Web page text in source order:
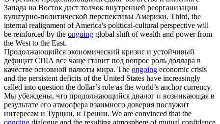
Запада на Восток даст толчок внутренней реорганизации
культурно-политической перспективы Америки. Third, the
internal realignment of America's political-cultural perspective will
be reinforced by the ongoing global shift of wealth and power from
the West to the East.
Продолжающийся экономический кризис и устойчивый
дефицит США все чаще ставит под вопрос роль доллара в
качестве основной валюты мира. The ongoing economic crisis
and the persistent deficits of the United States have increasingly
called into question the dollar’s role as the world’s anchor currency.
Мы убеждены, что продолжающийся диалог и возникающая в
результате его атмосфера взаимного доверия послужит
интересам и Турции, и Греции. We are convinced that the